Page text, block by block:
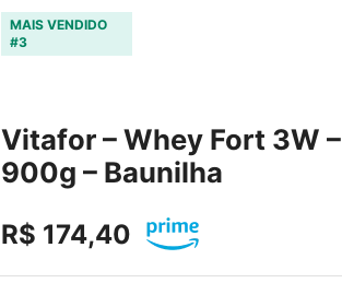
MAIS VENDIDO
#3
Vitafor – Whey Fort 3W –
900g – Baunilha
R$ 174,40